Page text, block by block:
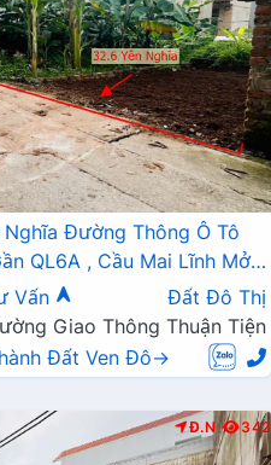
Đường Thông Ô Tô
QL6A , Cầu Mai Lĩnh Mở
Vấn
Đất Đô Thị
Giao Thông Thuận Tiện
Đất Ven Đô→
Đ.N 342